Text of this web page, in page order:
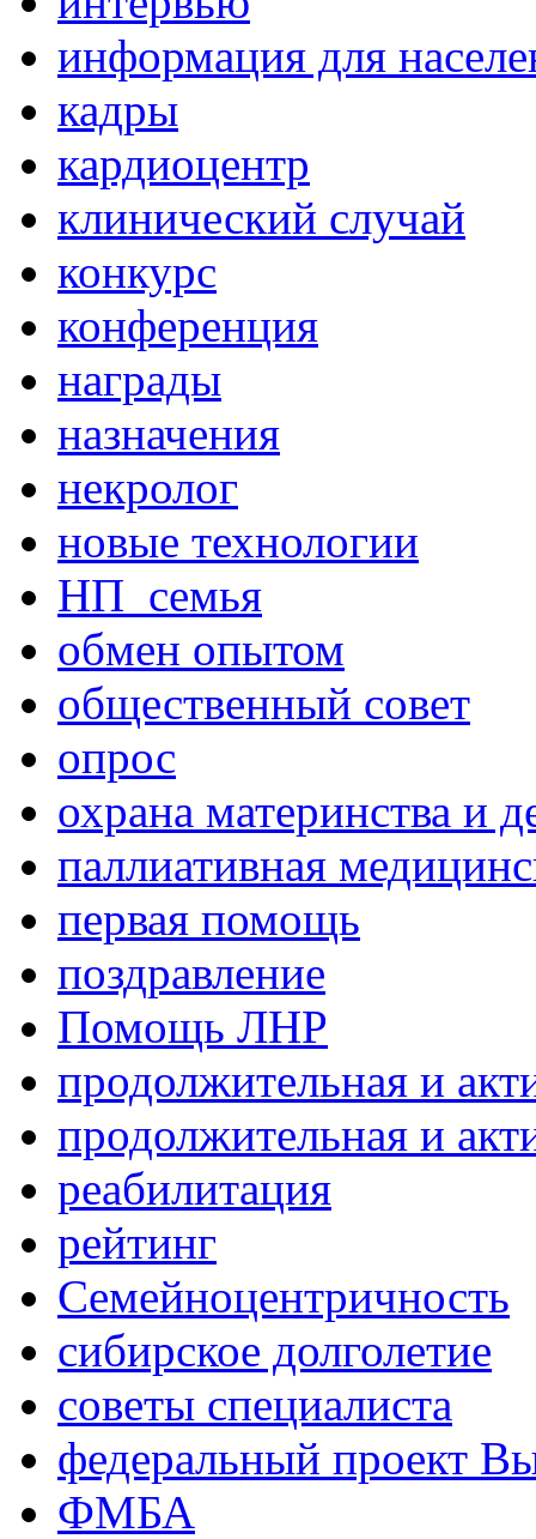
информация для
кадры
кардиоцентр
клинический случай
конкурс
конференция
награды
назначения
некролог
новые технологии
НП_семья
обмен опытом
общественный совет
опрос
охрана материнства и
паллиативная
первая помощь
поздравление
Помощь ЛНР
продолжительная и
продолжительная и
реабилитация
рейтинг
Семейноцентричность
сибирское долголетие
советы специалиста
федеральный проект
ФМБА